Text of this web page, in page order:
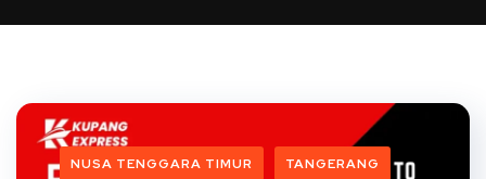
NUSA TENGGARA TIMUR TANGERANG